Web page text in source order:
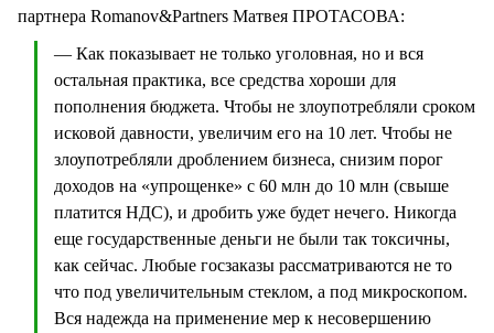
партнера Romanov&Partners Матвея ПРОТАСОВА:
— Как показывает не только уголовная, но и вся
остальная практика, все средства хороши для
пополнения бюджета. Чтобы не злоупотребляли сроком
исковой давности, увеличим его на 10 лет. Чтобы не
злоупотребляли дроблением бизнеса, снизим порог
доходов на «упрощенке» с 60 млн до 10 млн (свыше
платится НДС), и дробить уже будет нечего. Никогда
еще государственные деньги не были так токсичны,
как сейчас. Любые госзаказы рассматриваются не то
что под увеличительным стеклом, а под микроскопом.
Вся надежда на применение мер к несовершению